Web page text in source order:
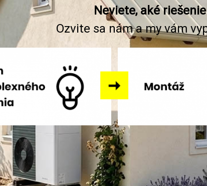
Neviete, aké
Ozvite sa nám a my vám
–